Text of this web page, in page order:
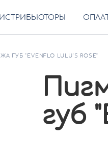
ГУБ "EVENFLO LULU'S ROSE"
губ